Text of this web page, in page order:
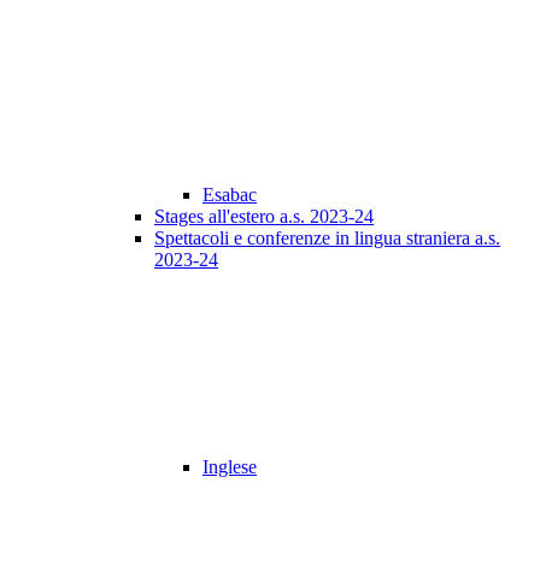
Esabac
Stages all'estero a.s. 2023-24
Spettacoli e conferenze in lingua straniera a.s.
2023-24
Inglese